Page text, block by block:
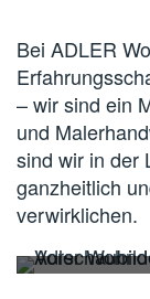
Bei ADLER
– wir sind ein
und
sind wir in der
ganzheitlich
verwirklichen.